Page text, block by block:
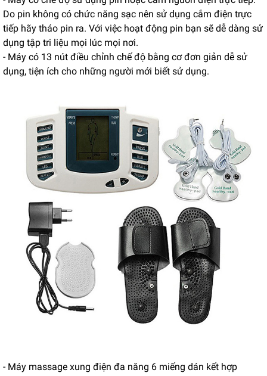
Do pin không có chức năng sạc nên sử dụng cắm điện trực
tiếp hãy tháo pin ra. Với việc hoạt động pin bạn sẽ dễ dàng sử
dụng tập tri liệu mọi lúc mọi nơi.
- Máy có 13 nút điều chỉnh chế độ bằng cơ đơn giản dễ sử
dụng, tiện ích cho những người mới biết sử dụng.
- Máy massage xung điện đa năng 6 miếng dán kết hợp